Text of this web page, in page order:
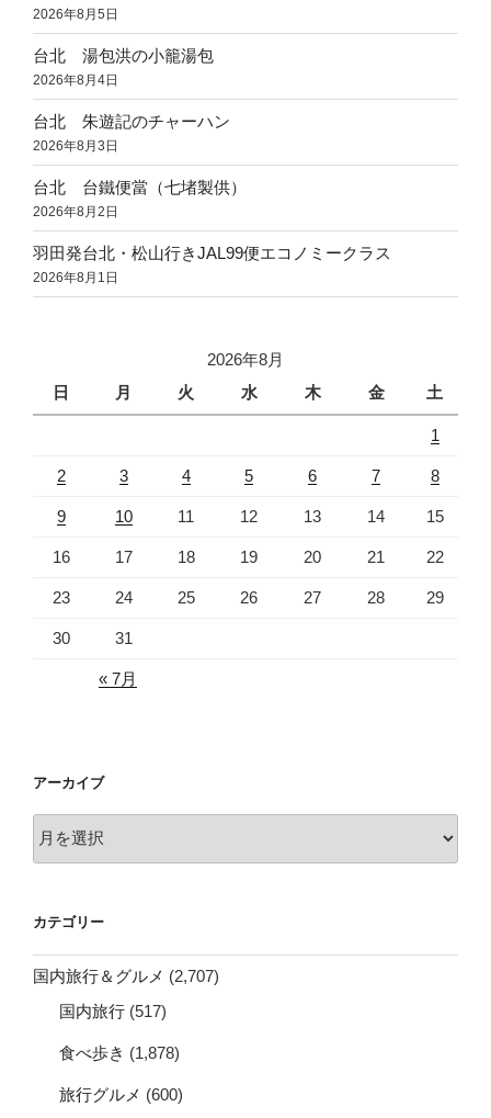
2026年8月5日
台北 湯包洪の小籠湯包
2026年8月4日
台北 朱遊記のチャーハン
2026年8月3日
台北 台鐵便當（七堵製供）
2026年8月2日
羽田発台北・松山行きJAL99便エコノミークラス
2026年8月1日
2026年8月
日
月 火 水 木 金 土
1
2 3 4 5 6 7 8
9 10 11 12 13 14 15
16 17 18 19 20 21 22
23 24 25 26 27 28 29
30 31
« 7月
アーカイブ
ー
ブ
カテゴリー
国内旅行＆グルメ (2,707)
国内旅行 (517)
食べ歩き (1,878)
旅行グルメ (600)